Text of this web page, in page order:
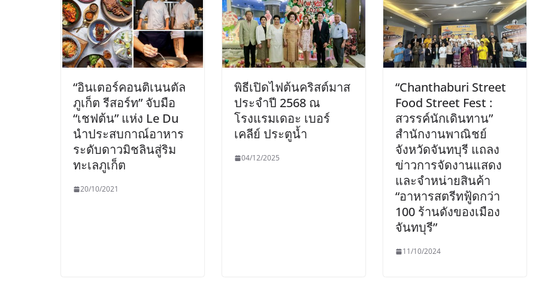
“อินเตอร์คอนติเนนตัล
ภูเก็ต รีสอร์ท” จับมือ
“เชฟต้น” แห่ง Le Du
นำประสบกาณ์อาหาร
ระดับดาวมิชลินสู่ริม
ทะเลภูเก็ต
20/10/2021
พิธีเปิดไฟต้นคริสต์มาส
ประจำปี 2568 ณ
โรงแรมเดอะ เบอร์
เคลีย์ ประตูน้ำ
04/12/2025
“Chanthaburi Street
Food Street Fest :
สวรรค์นักเดินทาน”
สำนักงานพาณิชย์
จังหวัดจันทบุรี แถลง
ข่าวการจัดงานแสดง
และจำหน่ายสินค้า
“อาหารสตรีทฟู้ดกว่า
100 ร้านดังของเมือง
จันทบุรี”
11/10/2024